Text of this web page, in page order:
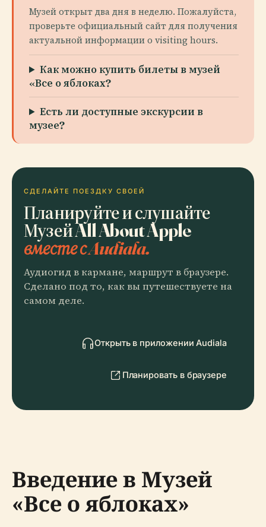
Музей открыт два дня в неделю. Пожалуйста,
проверьте официальный сайт для получения
актуальной информации о visiting hours.
Как можно купить билеты в музей
«Все о яблоках?
Есть ли доступные экскурсии в
музее?
СДЕЛАЙТЕ ПОЕЗДКУ СВОЕЙ
Планируйте и слушайте
Музей All About Apple
вместе с Audiala.
Аудиогид в кармане, маршрут в браузере.
Сделано под то, как вы путешествуете на
самом деле.
Открыть в приложении Audiala
Планировать в браузере
Введение в Музей
«Все о яблоках»